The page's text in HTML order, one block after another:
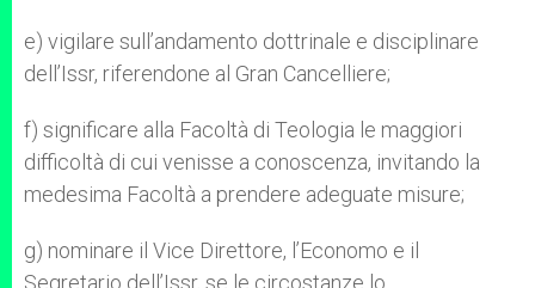
e) vigilare sull’andamento dottrinale e disciplinare
dell’Issr, riferendone al Gran Cancelliere;
f) significare alla Facoltà di Teologia le maggiori
difficoltà di cui venisse a conoscenza, invitando la
medesima Facoltà a prendere adeguate misure;
g) nominare il Vice Direttore, l’Economo e il
Segretario dell’Issr, se le circostanze lo